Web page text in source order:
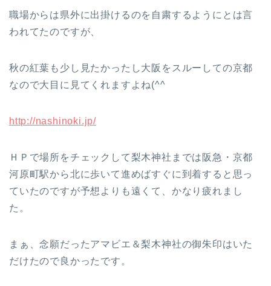
職場からは県外に出掛けるのを自粛するようにとは言
われてたのですが、
秋の紅葉も少し見たかったし大阪をスルーしての京都
なので大目に見てくれますよね(^^ゞ
http://nashinoki.jp/
ＨＰで場所をチェックして梨木神社までは阪急・京都
河原町駅から北に歩いて進めばすぐに到着すると思っ
ていたのですが予想よりも遠くて、かなり疲れまし
た。
まぁ、念願だったアマビエ＆梨木神社の御朱印はいた
だけたので良かったです。